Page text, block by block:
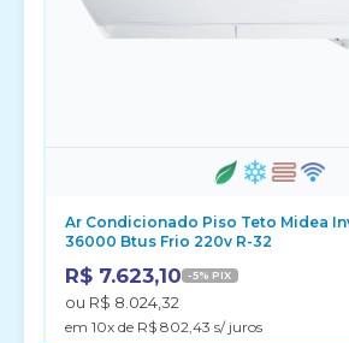
Ar Condicionado Piso Teto Midea
36000 Btus Frio 220v R-32
R$ 7.623,10 -5% PIX
ou R$ 8.024,32
em 10x de R$ 802,43 s/ juros